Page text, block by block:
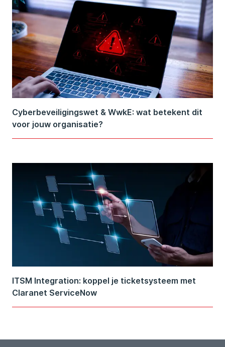
Cyberbeveiligingswet & WwkE: wat betekent dit
voor jouw organisatie?
ITSM Integration: koppel je ticketsysteem met
Claranet ServiceNow